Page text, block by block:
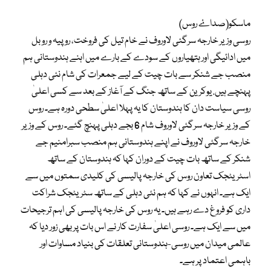
ماسکو(صداۓ روس)
روسی وزیر خارجہ سرگئی لاوروف نے خام تیل کی فروخت، روپیہ و روبل
میں ادائیگی اور ہتھیاروں کے سودے کے بارے میں اہنے ہندوستانی ہم
منصب جے شنکر سے بات چیت کے لیے جمعرات کی شام نئی دہلی
پہنچے ہیں. یوکرین کے ساتھ جنگ ​​کے آغاز کے بعد سے کسی اعلیٰ
روسی سیاست دان کا ہندوستان کا یہ پہلا اعلیٰ سطحی دورہ ہے۔ روس
کے وزیر خارجہ سرگئی لاوروف شام 6 بجے دہلی پہنچ گئے۔ روس کے وزیر
خارجہ سرگئی لاوروف نے اپنے ہندوستانی ہم منصب سبرامنیم جے
شنکر کے ساتھ بات چیت کے دوران کہا کہ ہندوستان کے ساتھ
اسٹریٹجک تعاون روس کی خارجہ پالیسی کی کلیدی سمتوں میں سے
ایک ہے۔ انہوں نے کہا کہ ہم نئی دہلی کے ساتھ سٹریٹجک شراکت
داری کو فروغ دے رہے ہیں۔ یہ روس کی خارجہ پالیسی کی اہم ترجیحات
میں سے ایک ہے۔ روسی اعلیٰ سفارت کار نے اس بات پر بھی زور دیا کہ
عالمی میدان میں روسی-ہندوستانی تعلقات کی بنیاد مساوات اور
باہمی اعتماد پر ہے۔